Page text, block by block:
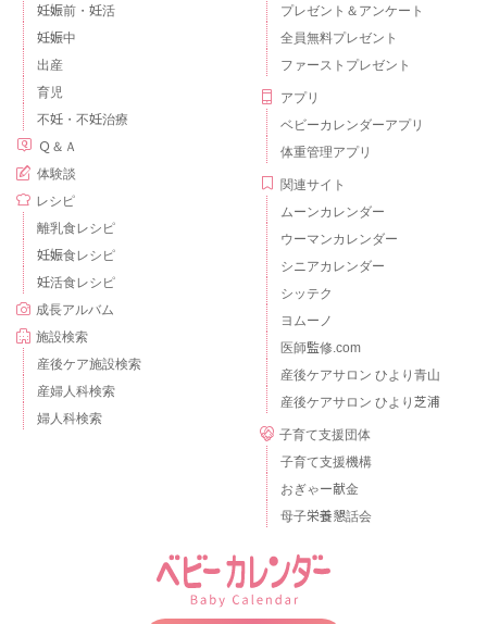
妊娠前・妊活
妊娠中
出産
育児
不妊・不妊治療
Ｑ＆Ａ
体験談
レシピ
離乳食レシピ
妊娠食レシピ
妊活食レシピ
成長アルバム
施設検索
産後ケア施設検索
産婦人科検索
婦人科検索
プレゼント＆アンケート
全員無料プレゼント
ファーストプレゼント
アプリ
ベビーカレンダーアプリ
体重管理アプリ
関連サイト
ムーンカレンダー
ウーマンカレンダー
シニアカレンダー
シッテク
ヨムーノ
医師監修.com
産後ケアサロン ひより青山
産後ケアサロン ひより芝浦
子育て支援団体
子育て支援機構
おぎゃー献金
母子栄養懇話会